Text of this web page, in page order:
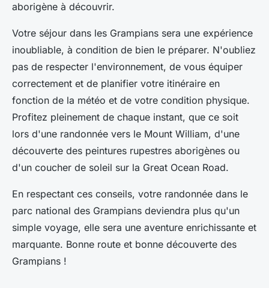
aborigène à découvrir.
Votre séjour dans les Grampians sera une expérience
inoubliable, à condition de bien le préparer. N'oubliez
pas de respecter l'environnement, de vous équiper
correctement et de planifier votre itinéraire en
fonction de la météo et de votre condition physique.
Profitez pleinement de chaque instant, que ce soit
lors d'une randonnée vers le Mount William, d'une
découverte des peintures rupestres aborigènes ou
d'un coucher de soleil sur la Great Ocean Road.
En respectant ces conseils, votre randonnée dans le
parc national des Grampians deviendra plus qu'un
simple voyage, elle sera une aventure enrichissante et
marquante. Bonne route et bonne découverte des
Grampians !